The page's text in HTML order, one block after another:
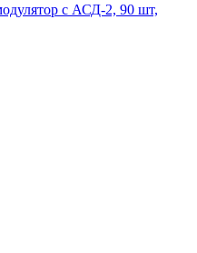
с АСД-2, 90 шт,